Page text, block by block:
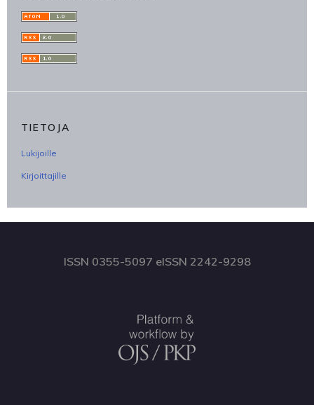
TIETOJA
Lukijoille
Kirjoittajille
ISSN 0355-5097 eISSN 2242-9298